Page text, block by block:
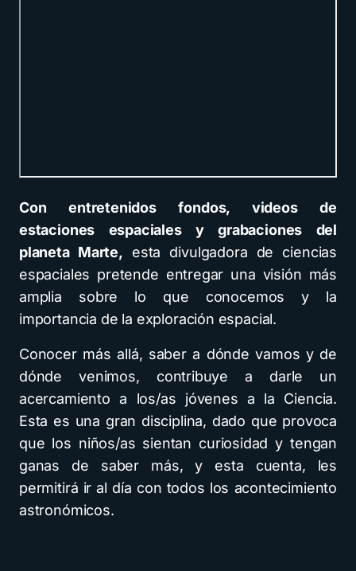
Con entretenidos fondos, videos de
estaciones espaciales y grabaciones del
planeta Marte, esta divulgadora de ciencias
espaciales pretende entregar una visión más
amplia sobre lo que conocemos y la
importancia de la exploración espacial.
Conocer más allá, saber a dónde vamos y de
dónde venimos, contribuye a darle un
acercamiento a los/as jóvenes a la Ciencia.
Esta es una gran disciplina, dado que provoca
que los niños/as sientan curiosidad y tengan
ganas de saber más, y esta cuenta, les
permitirá ir al día con todos los acontecimiento
astronómicos.